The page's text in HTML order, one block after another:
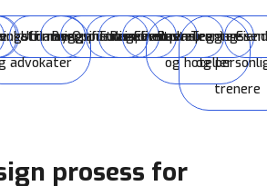
advokater
Utdanningsinstitusjoner
Byggefirmaer
Oppussingsfirmaer
Turisme
Reiselivsbransjen
Eventplanleggere
Restauranter
og hoteller
og
trenere
prosess for